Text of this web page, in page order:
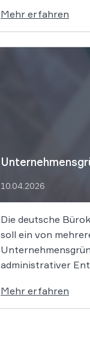
Mehr erfahren
10.04.2026
Die deutsche
soll ein von
administrativer
Mehr erfahren